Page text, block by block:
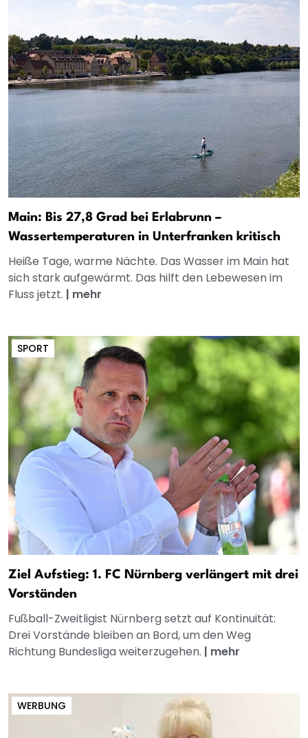
Main: Bis 27,8 Grad bei Erlabrunn –
Wassertemperaturen in Unterfranken kritisch
Heiße Tage, warme Nächte. Das Wasser im Main hat
sich stark aufgewärmt. Das hilft den Lebewesen im
Fluss jetzt. | mehr
SPORT
Ziel Aufstieg: 1. FC Nürnberg verlängert mit drei
Vorständen
Fußball-Zweitligist Nürnberg setzt auf Kontinuität:
Drei Vorstände bleiben an Bord, um den Weg
Richtung Bundesliga weiterzugehen. | mehr
WERBUNG